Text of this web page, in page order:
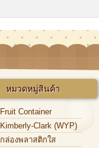
หมวดหมู่สินค้า
Fruit Container
Kimberly-Clark (WYP)
กล่องพลาสติกใส